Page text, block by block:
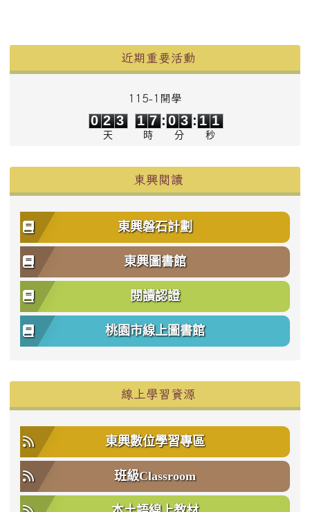
近期重要活動
115-1開學
0 2 3
天
1
1
7
7
時
:
0
0
3
3
分
: 1 1
秒
東興閱讀
東興磐石計劃
東興圖書館
閱讀認證
桃園市線上圖書館
線上學習資源
東興數位學習專區
班級Classroom